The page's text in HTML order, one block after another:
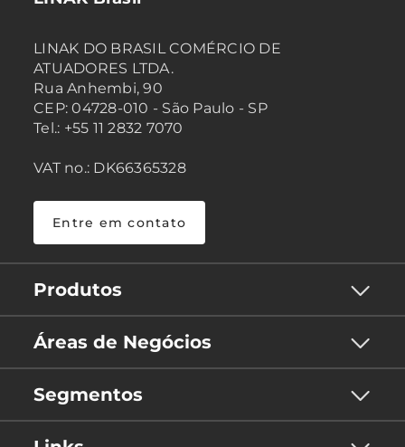
LINAK DO BRASIL COMÉRCIO DE
ATUADORES LTDA.
Rua Anhembi, 90
CEP: 04728-010 - São Paulo - SP
Tel.: +55 11 2832 7070
VAT no.: DK66365328
Entre em contato
Produtos
Áreas de Negócios
Segmentos